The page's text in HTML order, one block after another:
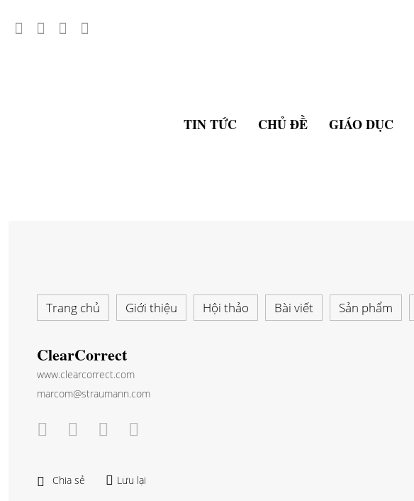
TIN TỨC CHỦ ĐỀ GIÁO DỤC
Trang chủ Giới thiệu Hội thảo Bài viết Sản phẩm
ClearCorrect
www.clearcorrect.com
marcom@straumann.com
Chia sẻ Lưu lại